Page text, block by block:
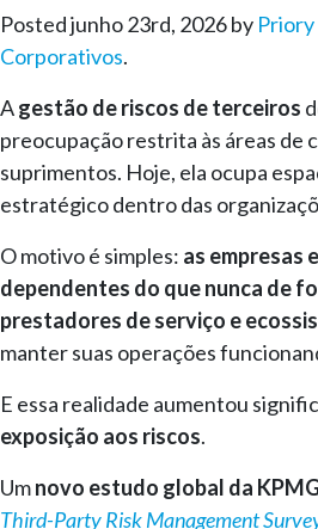
Postedjunho 23rd, 2026by Priory
Corporativos.
Agestão de riscos de terceiros
preocupação restrita às áreas de
suprimentos. Hoje, ela ocupa
estratégico dentro das
O motivo é simples: as empresas
dependentes do que nunca de
prestadores de serviço e
manter suas operações
E essa realidade aumentou
exposição aos riscos.
Umnovo estudo global da
Third-Party Risk Management